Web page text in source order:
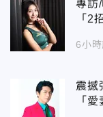
專訪
「2
6小時
震撼
「